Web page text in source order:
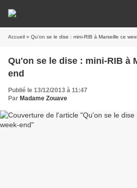
Accueil » Qu'on se le dise : mini-RIB à Marseille ce
Qu'on se le dise : mini-RIB à
end
Publié le 13/12/2013 à 11:47
Par Madame Zouave